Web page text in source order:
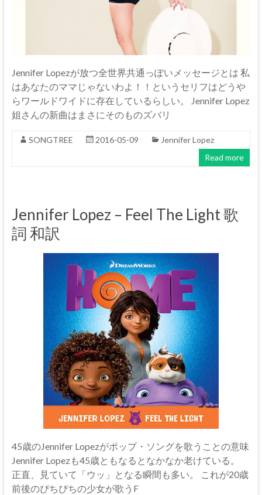
Jennifer Lopezが放つ全世界共通っぽいメッセージとは 私
はあなたのママじゃないわよ！！というセリフはどうや
らワールドワイドに存在しているらしい。 Jennifer Lopez
姐さんの新曲はまさにそのものズバリ
SONGTREE 2016-05-09
Jennifer Lopez
Read more
Jennifer Lopez – Feel The Light 歌
詞 和訳
45歳のJennifer Lopezがポップ・ソングを歌うことの意味
Jennifer Lopezも45歳ともなるとなかなか老けている。
正直、見ていて「ウッ」となる瞬間も多い。 これが20歳
前後のぴちぴちの少女が歌うF